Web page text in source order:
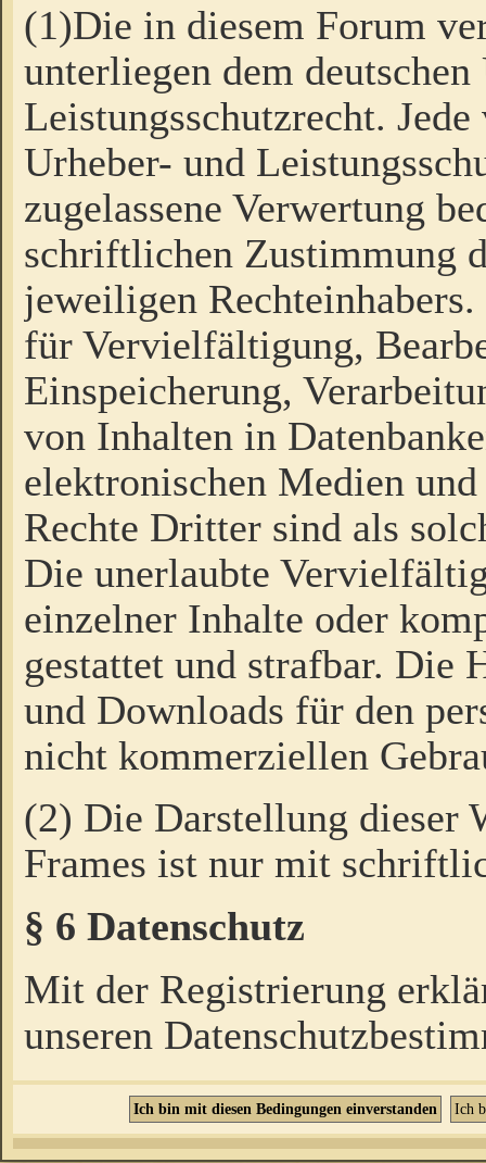
(1)Die in diesem Forum
unterliegen dem
Leistungsschutzrecht.
Urheber- und
zugelassene Verwertung
schriftlichen Zustimmung
jeweiligen
für Vervielfältigung,
Einspeicherung,
von Inhalten in
elektronischen Medien
Rechte Dritter sind als
Die unerlaubte
einzelner Inhalte oder
gestattet und strafbar. Die
und Downloads für den
nicht kommerziellen
(2) Die Darstellung dieser
Frames ist nur mit
§ 6 Datenschutz
Mit der Registrierung
unseren